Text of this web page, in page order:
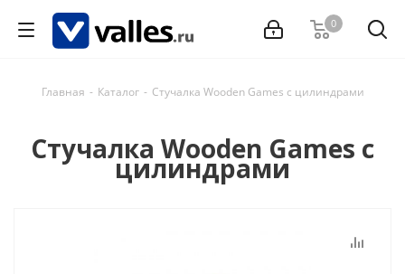
0
Главная - Каталог - Стучалка Wooden Games с цилиндрами
Стучалка Wooden Games с
цилиндрами